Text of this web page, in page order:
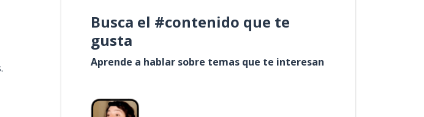
Busca el #contenido que te
gusta
Aprende a hablar sobre temas que te interesan